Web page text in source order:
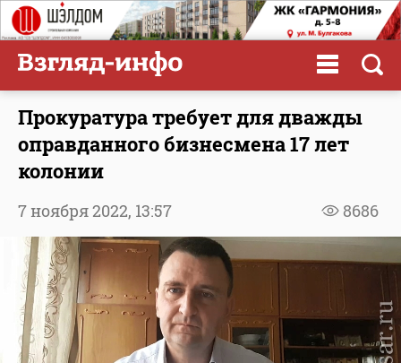
Прокуратура требует для дважды
оправданного бизнесмена 17 лет
колонии
8686
7 ноября 2022, 13:57